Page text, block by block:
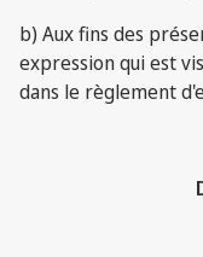
b) Aux fins des
expression qui est
dans le règlement